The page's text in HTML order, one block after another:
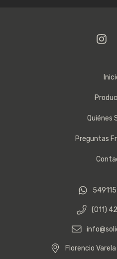
Quiénes
Preguntas
(011)
Florencio